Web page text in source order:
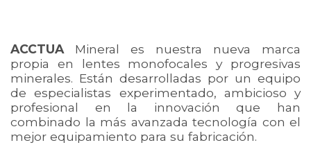
ACCTUAMineral es nuestra nueva marca
propia en lentes monofocales y progresivas
minerales. Están desarrolladas por un equipo
de especialistas experimentado, ambicioso y
profesional en la innovación que han
combinado la más avanzada tecnología con el
mejor equipamiento para su fabricación.